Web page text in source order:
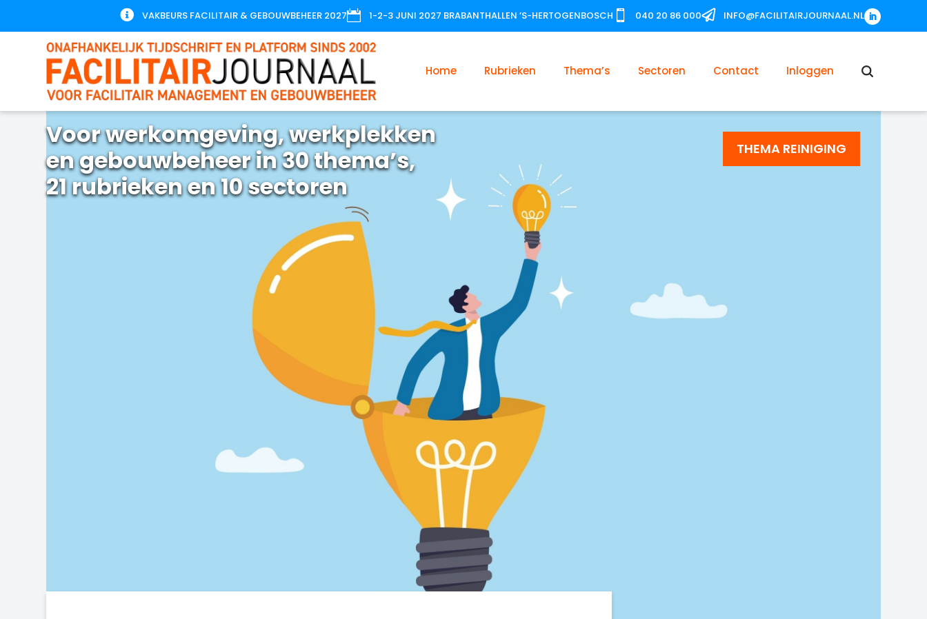
 VAKBEURS FACILITAIR & GEBOUWBEHEER 2027 1-2-3 JUNI 2027 BRABANTHALLEN ’S-HERTOGENBOSCH  040 20 86 000 INFO@FACILITAIRJOURNAAL.NL
Home Rubrieken Thema’s Sectoren Contact Inloggen
Voor werkomgeving, werkplekken
en gebouwbeheer in 30 thema’s,
21 rubrieken en 10 sectoren
THEMA REINIGING